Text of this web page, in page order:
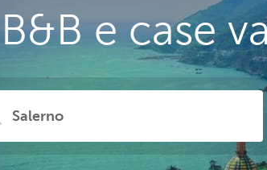
B&B e case